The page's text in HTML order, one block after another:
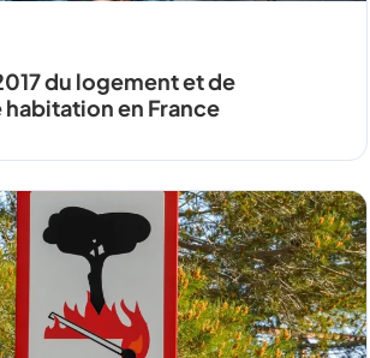
du logement et de
en France